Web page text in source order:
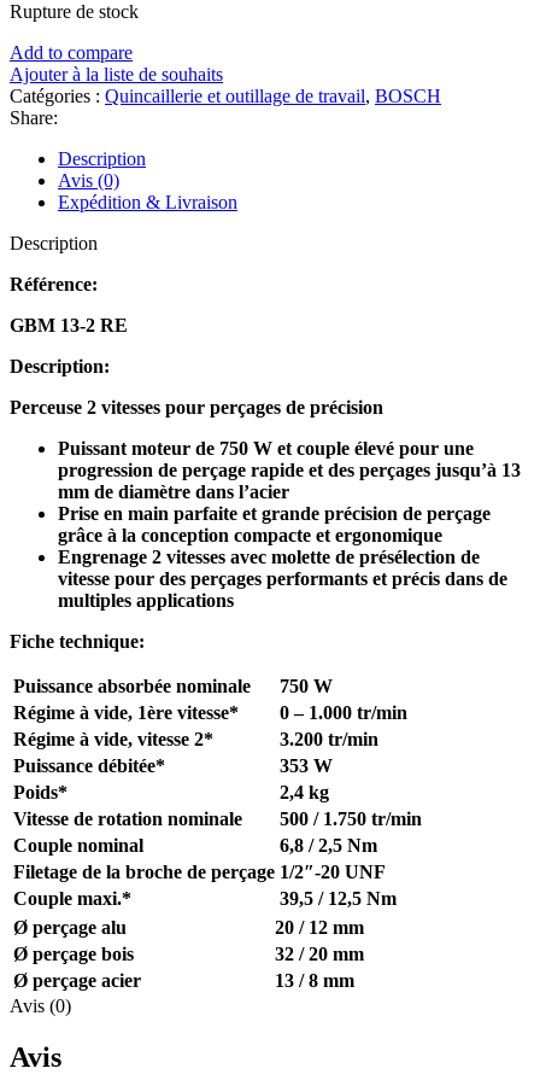
Rupture de stock
Add to compare
Ajouter à la liste de souhaits
Catégories : Quincaillerie et outillage de travail, BOSCH
Share:
Description
Avis (0)
Expédition & Livraison
Description
Référence:
GBM 13-2 RE
Description:
Perceuse 2 vitesses pour perçages de précision
Puissant moteur de 750 W et couple élevé pour une
progression de perçage rapide et des perçages jusqu’à 13
mm de diamètre dans l’acier
Prise en main parfaite et grande précision de perçage
grâce à la conception compacte et ergonomique
Engrenage 2 vitesses avec molette de présélection de
vitesse pour des perçages performants et précis dans de
multiples applications
Fiche technique:
Puissance absorbée nominale
750 W
Régime à vide, 1ère vitesse*
0 – 1.000 tr/min
Régime à vide, vitesse 2*
3.200 tr/min
Puissance débitée*
353 W
Poids*
2,4 kg
Vitesse de rotation nominale
500 / 1.750 tr/min
Couple nominal
6,8 / 2,5 Nm
Filetage de la broche de perçage 1/2″-20 UNF
Couple maxi.*
39,5 / 12,5 Nm
Ø perçage alu
20 / 12 mm
Ø perçage bois
32 / 20 mm
Ø perçage acier
13 / 8 mm
Avis (0)
Avis